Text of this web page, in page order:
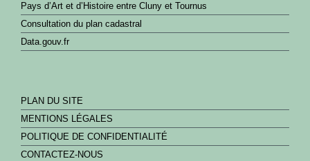
Pays d’Art et d’Histoire entre Cluny et Tournus
Consultation du plan cadastral
Data.gouv.fr
PLAN DU SITE
MENTIONS LÉGALES
POLITIQUE DE CONFIDENTIALITÉ
CONTACTEZ-NOUS